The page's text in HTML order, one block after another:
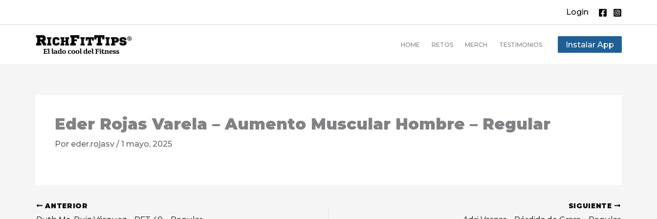
Login
HOME RETOS MERCH TESTIMONIOS Instalar App
Eder Rojas Varela – Aumento Muscular Hombre – Regular
Por eder.rojasv / 1 mayo, 2025
ANTERIOR SIGUIENTE